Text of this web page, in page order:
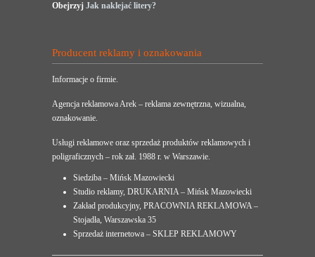
Obejrzyj Jak naklejać litery?
Producent reklamy i oznakowania
Informacje o firmie.
Agencja reklamowa Arek – reklama zewnętrzna, wizualna,
oznakowanie.
Usługi reklamowe oraz sprzedaż produktów reklamowych i
poligraficznych – rok zał. 1988 r. w Warszawie.
Siedziba – Mińsk Mazowiecki
Studio reklamy, DRUKARNIA – Mińsk Mazowiecki
Zakład produkcyjny, PRACOWNIA REKLAMOWA –
Stojadła, Warszawska 35
Sprzedaż internetowa – SKLEP REKLAMOWY